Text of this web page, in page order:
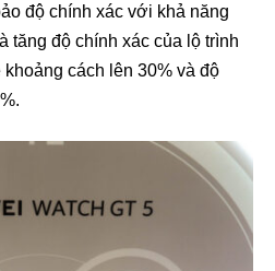
độ chính xác với khả năng
tăng độ chính xác của lộ trình
khoảng cách lên 30% và độ